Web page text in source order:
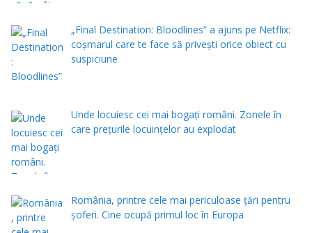
„Final Destination: Bloodlines” a ajuns pe Netflix:
coșmarul care te face să privești orice obiect cu
suspiciune
Unde locuiesc cei mai bogați români. Zonele în
care prețurile locuințelor au explodat
România, printre cele mai periculoase țări pentru
șoferi. Cine ocupă primul loc în Europa